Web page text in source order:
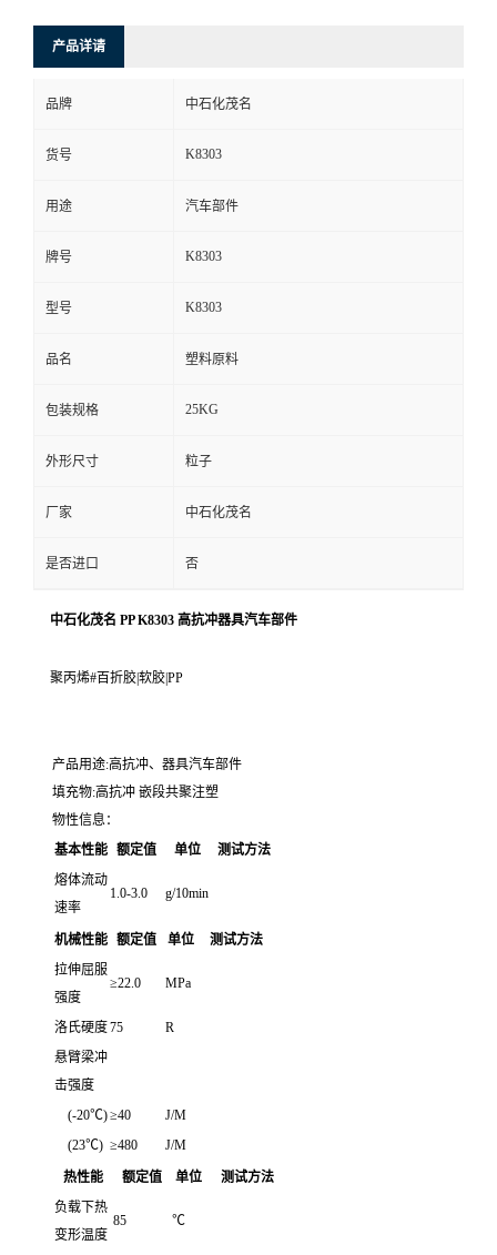
产品详请
品牌 中石化茂名
货号 K8303
用途 汽车部件
牌号 K8303
型号 K8303
品名 塑料原料
包装规格 25KG
外形尺寸 粒子
厂家 中石化茂名
是否进口 否
中石化茂名 PP K8303 高抗冲器具汽车部件
聚丙烯#百折胶|软胶|PP
产品用途:高抗冲、器具汽车部件
填充物:高抗冲 嵌段共聚注塑
物性信息：
基本性能 额定值 单位
测试方法
熔体流动
速率
1.0-3.0 g/10min
机械性能 额定值 单位
测试方法
拉伸屈服
强度
≥22.0 MPa
洛氏硬度75
R
悬臂梁冲
击强度
(-20℃)≥40
J/M
(23℃) ≥480 J/M
热性能 额定值 单位
测试方法
负载下热
变形温度
85 ℃